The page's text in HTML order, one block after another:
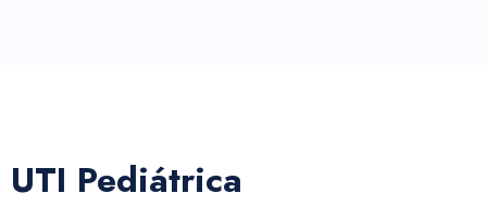
UTI Pediátrica